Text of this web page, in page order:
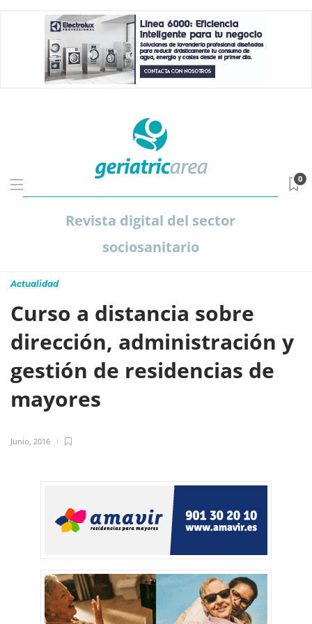
Revista digital del sector
sociosanitario
0
Actualidad
Curso a distancia sobre
dirección, administración y
gestión de residencias de
mayores
Junio, 2016